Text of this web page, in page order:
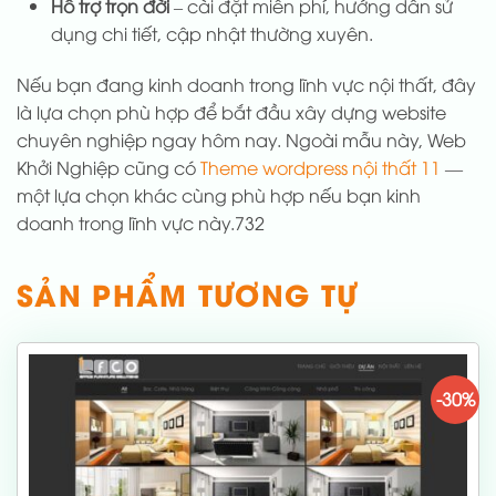
Hỗ trợ trọn đời– cài đặt miễn phí, hướng dẫn sử
dụng chi tiết, cập nhật thường xuyên.
Nếu bạn đang kinh doanh trong lĩnh vực nội thất, đây
là lựa chọn phù hợp để bắt đầu xây dựng website
chuyên nghiệp ngay hôm nay. Ngoài mẫu này, Web
Khởi Nghiệp cũng cóTheme wordpress nội thất 11 —
một lựa chọn khác cùng phù hợp nếu bạn kinh
doanh trong lĩnh vực này.732
SẢN PHẨM TƯƠNG TỰ
-30%